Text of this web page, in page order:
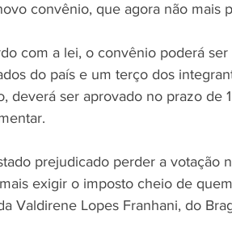
convênio, que agora não mais
com a lei, o convênio poderá
do país e um terço dos
deverá ser aprovado no prazo de
prejudicado perder a votação
exigir o imposto cheio de
Valdirene Lopes Franhani, do